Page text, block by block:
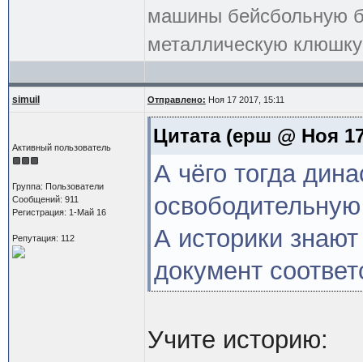
машины бейсбольную
металлическую
simuil Отправлено: Ноя 17 2017, 15:11
Активный пользователь
Группа: Пользователи
Сообщений: 911
Регистрация: 1-Май 16
Репутация: 112
Цитата(ерш @ Ноя
А чёго тогда
А историки
документ
Учите историю: